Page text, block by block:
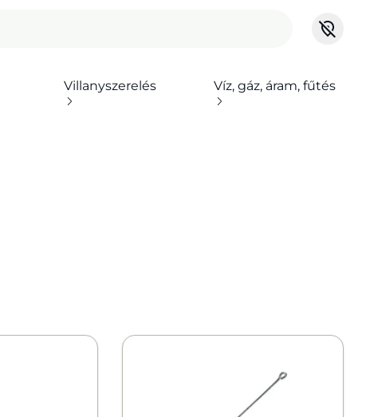
Villanyszerelés Víz, gáz, áram, fűtés